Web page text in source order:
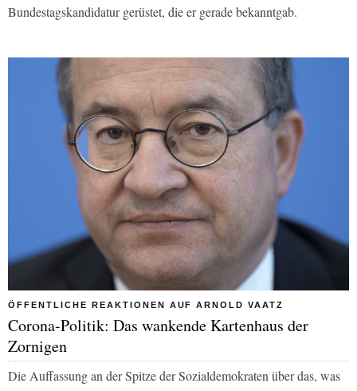
Bundestagskandidatur gerüstet, die er gerade bekanntgab.
ÖFFENTLICHE REAKTIONEN AUF ARNOLD VAATZ
Corona-Politik: Das wankende Kartenhaus der
Zornigen
Die Auffassung an der Spitze der Sozialdemokraten über das, was